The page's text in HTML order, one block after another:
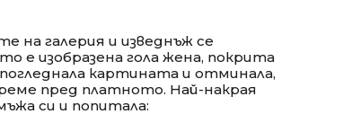
на галерия и изведнъж се
е изобразена гола жена, покрита
картината и отминала,
пред платното. Най-накрая
си и попитала: